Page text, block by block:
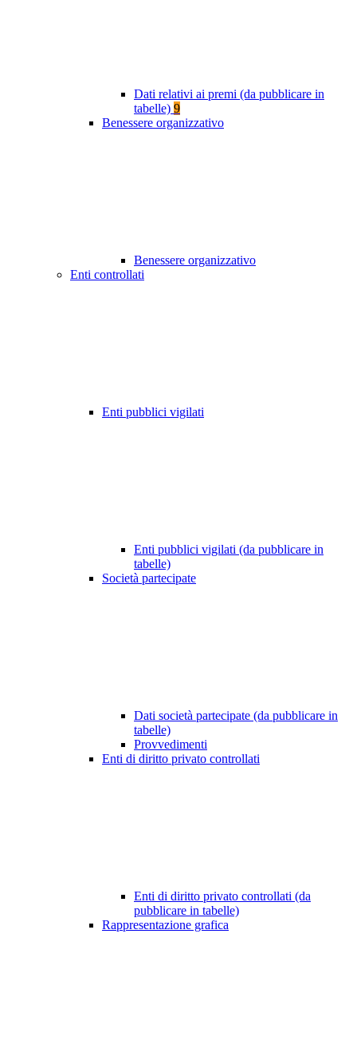
Dati relativi ai premi (da pubblicare in
tabelle) 9
Benessere organizzativo
Benessere organizzativo
Enti controllati
Enti pubblici vigilati
Enti pubblici vigilati (da pubblicare in
tabelle)
Società partecipate
Dati società partecipate (da pubblicare in
tabelle)
Provvedimenti
Enti di diritto privato controllati
Enti di diritto privato controllati (da
pubblicare in tabelle)
Rappresentazione grafica